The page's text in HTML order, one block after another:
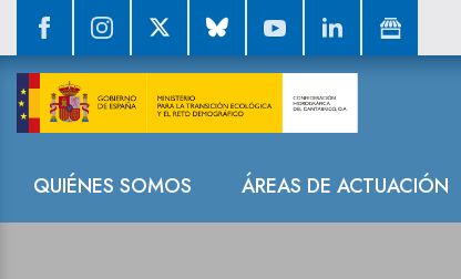
Navegación
QUIÉNES SOMOS ÁREAS DE ACTUACIÓN
El Ministerio